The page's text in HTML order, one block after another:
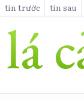
tin trước tin sau